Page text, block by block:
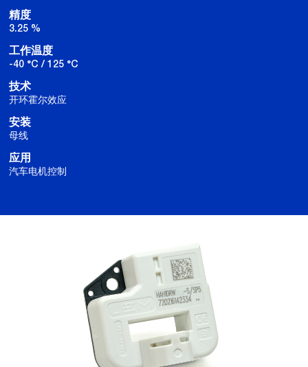
精度
3.25 %
工作温度
-40 °C / 125 °C
技术
开环霍尔效应
安装
母线
应用
汽车电机控制